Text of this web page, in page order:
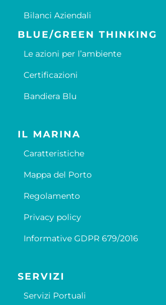
Bilanci Aziendali
BLUE/GREEN THINKING
Le azioni per l’ambiente
Certificazioni
Bandiera Blu
IL MARINA
Caratteristiche
Mappa del Porto
Regolamento
Privacy policy
Informative GDPR 679/2016
SERVIZI
Servizi Portuali